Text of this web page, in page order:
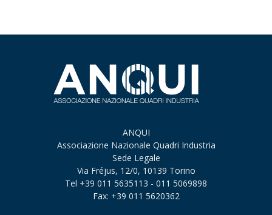
ANQUI
Associazione Nazionale Quadri Industria
Sede Legale
Via Fréjus, 12/0, 10139 Torino
Tel +39 011 5635113 - 011 5069898
Fax: +39 011 5620362